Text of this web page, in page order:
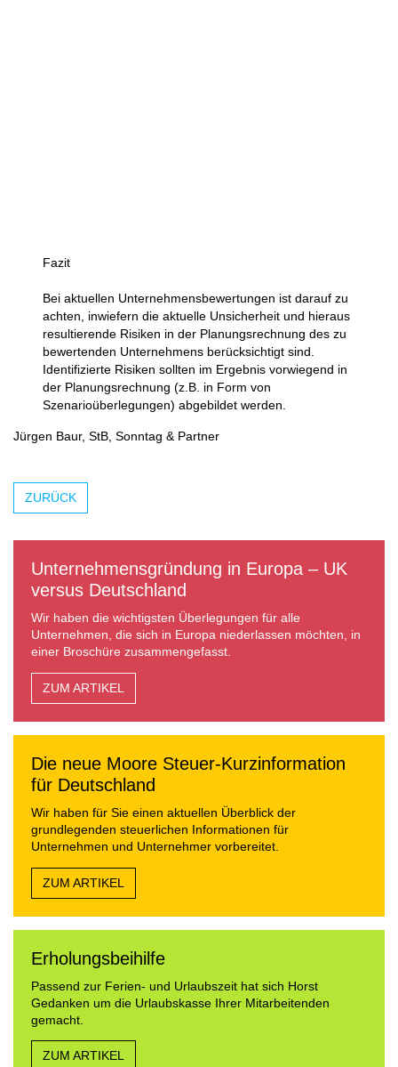
Fazit
Bei aktuellen Unternehmensbewertungen ist darauf zu
achten, inwiefern die aktuelle Unsicherheit und hieraus
resultierende Risiken in der Planungsrechnung des zu
bewertenden Unternehmens berücksichtigt sind.
Identifizierte Risiken sollten im Ergebnis vorwiegend in
der Planungsrechnung (z.B. in Form von
Szenarioüberlegungen) abgebildet werden.
Jürgen Baur, StB, Sonntag & Partner
ZURÜCK
Unternehmensgründung in Europa – UK
versus Deutschland
Wir haben die wichtigsten Überlegungen für alle
Unternehmen, die sich in Europa niederlassen möchten, in
einer Broschüre zusammengefasst.
ZUM ARTIKEL
Die neue Moore Steuer-Kurzinformation
für Deutschland
Wir haben für Sie einen aktuellen Überblick der
grundlegenden steuerlichen Informationen für
Unternehmen und Unternehmer vorbereitet.
ZUM ARTIKEL
Erholungsbeihilfe
Passend zur Ferien- und Urlaubszeit hat sich Horst
Gedanken um die Urlaubskasse Ihrer Mitarbeitenden
gemacht.
ZUM ARTIKEL